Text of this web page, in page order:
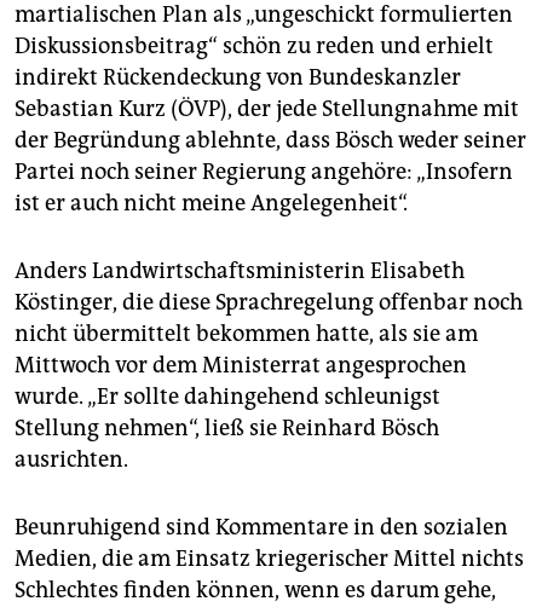
martialischen Plan als „ungeschickt formulierten
Diskussionsbeitrag“ schön zu reden und erhielt
indirekt Rückendeckung von Bundeskanzler
Sebastian Kurz (ÖVP), der jede Stellungnahme mit
der Begründung ablehnte, dass Bösch weder seiner
Partei noch seiner Regierung angehöre: „Insofern
ist er auch nicht meine Angelegenheit“.
Anders Landwirtschaftsministerin Elisabeth
Köstinger, die diese Sprachregelung offenbar noch
nicht übermittelt bekommen hatte, als sie am
Mittwoch vor dem Ministerrat angesprochen
wurde. „Er sollte dahingehend schleunigst
Stellung nehmen“, ließ sie Reinhard Bösch
ausrichten.
Beunruhigend sind Kommentare in den sozialen
Medien, die am Einsatz kriegerischer Mittel nichts
Schlechtes finden können, wenn es darum gehe,